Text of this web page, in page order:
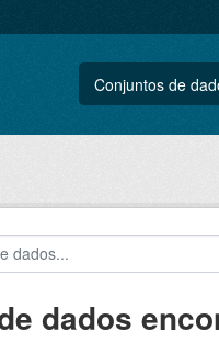
Conjuntos de
dados